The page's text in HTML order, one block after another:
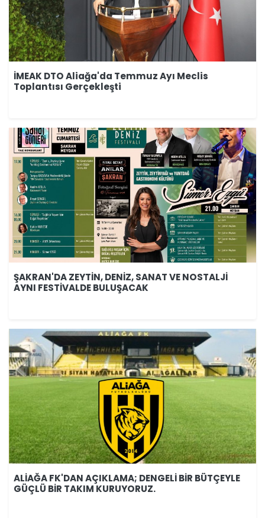
İMEAK DTO Aliağa'da Temmuz Ayı Meclis
Toplantısı Gerçekleşti
ŞAKRAN'DA ZEYTİN, DENİZ, SANAT VE NOSTALJİ
AYNI FESTİVALDE BULUŞACAK
ALİAĞA FK'DAN AÇIKLAMA; DENGELİ BİR BÜTÇEYLE
GÜÇLÜ BİR TAKIM KURUYORUZ.